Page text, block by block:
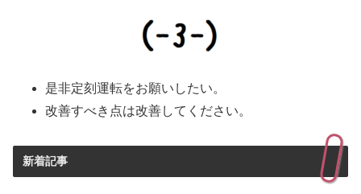
是非定刻運転をお願いしたい。
改善すべき点は改善してください。
新着記事